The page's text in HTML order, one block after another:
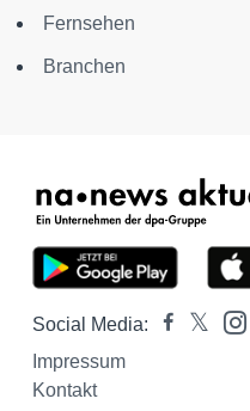
Fernsehen
Branchen
Social Media:
Impressum
Kontakt